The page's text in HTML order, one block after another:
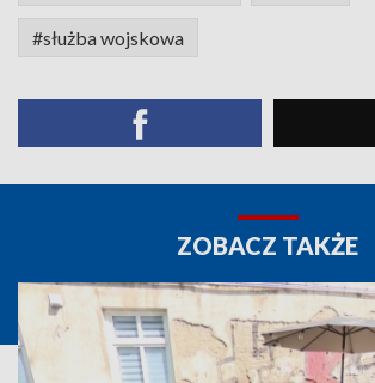
#służba wojskowa
ZOBACZ TAKŻE